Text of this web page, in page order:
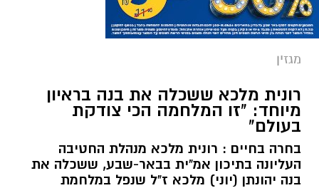
מגזין
רונית מלכא ששכלה את בנה בראיון
מיוחד: "זו המלחמה הכי צודקת
בעולם"
בחרה בחיים : רונית מלכא מנהלת החטיבה
העליונה בתיכון אמ"ית בבאר-שבע, ששכלה את
בנה יהונתן (יוני) מלכא ז"ל שנפל במלחמת